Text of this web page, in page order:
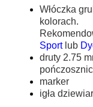
Włóczka
kolorach.
Sport lub
druty 2.75
marker
igła